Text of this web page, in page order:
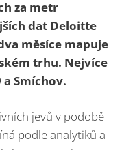
za metr
dat Deloitte
měsíce mapuje
trhu. Nejvíce
Smíchov.
jevů v podobě
podle analytiků a